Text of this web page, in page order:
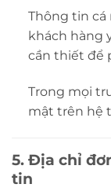
Thông tin
khách hàng
cần thiết để
Trong mọi
mật trên hệ
5. Địa chỉ
tin